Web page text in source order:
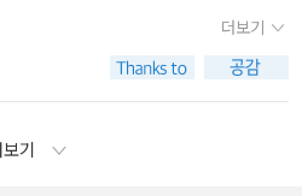
와 터전을 바꾼 사람들의 이야기다.그
위해 안간힘을 쓰며 노력하는 사람
계를 그린다. 가족끼리 형제끼리 부
처럼 <그저 좋은 사람>으로 시작된
수 없다. 때로 상처를 주고, 외면한
직 어렸고, 수드하는 아이에게 그저
를 냄비에 데웠다. (...)그녀는 더 이
에 프랑스에서 가족과 함께 10년 넘
님이 그러셨었다. 2~3년은 적응하느
알 수 없는 얇은 벽이 느껴져 친구가
묘한 갈등이 세세하게 잘 그려진 작
다시한번 돌아보게 만들었다.<길들
버지를 부양해야할지도 모른다는 부
들러 간다는 것도 부담스러워한다.
더보기
보기